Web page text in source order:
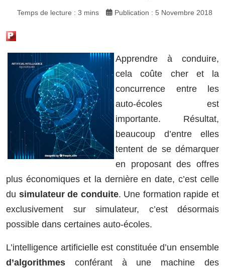
Temps de lecture : 3 mins Publication : 5 Novembre 2018
Apprendre à conduire,
cela coûte cher et la
concurrence entre les
auto-écoles est
importante. Résultat,
beaucoup d’entre elles
tentent de se démarquer
en proposant des offres
plus économiques et la dernière en date, c’est celle
du simulateur de conduite. Une formation rapide et
exclusivement sur simulateur, c’est désormais
possible dans certaines auto-écoles.
L’intelligence artificielle est constituée d’un ensemble
d’algorithmes conférant à une machine des